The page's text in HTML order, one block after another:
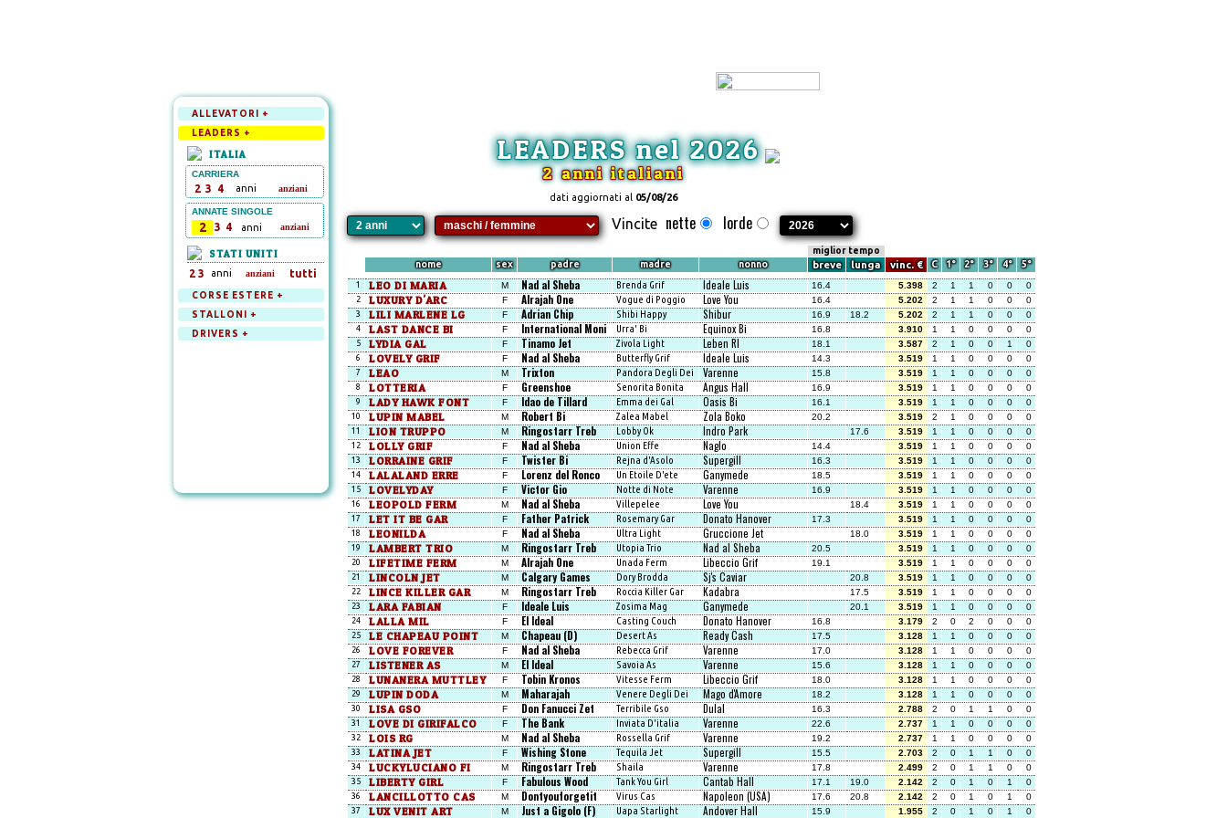
ALLEVATORI +
LEADERS +
ITALIA
CARRIERA
2 3 4 anni anziani
ANNATE SINGOLE
2 3 4 anni anziani
STATI UNITI
2 3 anni anziani tutti
CORSE ESTERE +
STALLONI +
DRIVERS +
LEADERS nel 2026
2 anni italiani
dati aggiornati al 05/08/26
Vincite nette lorde
miglior tempo
nome sex padre madre nonno breve lunga vinc. € C 1° 2° 3° 4° 5°
1 LEO DI MARIA M Nad al Sheba Brenda Grif Ideale Luis 16.4 5.398 2 1 1 0 0 0
2 LUXURY D'ARC F Alrajah One Vogue di Poggio Love You 16.4 5.202 2 1 1 0 0 0
3 LILI MARLENE LG F Adrian Chip Shibi Happy Shibur 16.9 18.2 5.202 2 1 1 0 0 0
4 LAST DANCE BI F International Moni Urra' Bi Equinox Bi 16.8 3.910 1 1 0 0 0 0
5 LYDIA GAL F Tinamo Jet Zivola Light Leben Rl 18.1 3.587 2 1 0 0 1 0
6 LOVELY GRIF F Nad al Sheba Butterfly Grif Ideale Luis 14.3 3.519 1 1 0 0 0 0
7 LEAO M Trixton Pandora Degli Dei Varenne 15.8 3.519 1 1 0 0 0 0
8 LOTTERIA F Greenshoe Senorita Bonita Angus Hall 16.9 3.519 1 1 0 0 0 0
9 LADY HAWK FONT F Idao de Tillard Emma dei Gal Oasis Bi 16.1 3.519 1 1 0 0 0 0
10 LUPIN MABEL M Robert Bi Zalea Mabel Zola Boko 20.2 3.519 2 1 0 0 0 0
11 LION TRUPPO M Ringostarr Treb Lobby Ok Indro Park 17.6 3.519 1 1 0 0 0 0
12 LOLLY GRIF F Nad al Sheba Union Effe Naglo 14.4 3.519 1 1 0 0 0 0
13 LORRAINE GRIF F Twister Bi Rejna d'Asolo Supergill 16.3 3.519 1 1 0 0 0 0
14 LALALAND ERRE F Lorenz del Ronco Un Etoile D'ete Ganymede 18.5 3.519 1 1 0 0 0 0
15 LOVELYDAY F Victor Gio Notte di Note Varenne 16.9 3.519 1 1 0 0 0 0
16 LEOPOLD FERM M Nad al Sheba Villepelee Love You 18.4 3.519 1 1 0 0 0 0
17 LET IT BE GAR F Father Patrick Rosemary Gar Donato Hanover 17.3 3.519 1 1 0 0 0 0
18 LEONILDA F Nad al Sheba Ultra Light Gruccione Jet 18.0 3.519 1 1 0 0 0 0
19 LAMBERT TRIO M Ringostarr Treb Utopia Trio Nad al Sheba 20.5 3.519 1 1 0 0 0 0
20 LIFETIME FERM M Alrajah One Unada Ferm Libeccio Grif 19.1 3.519 1 1 0 0 0 0
21 LINCOLN JET M Calgary Games Dory Brodda Sj's Caviar 20.8 3.519 1 1 0 0 0 0
22 LINCE KILLER GAR M Ringostarr Treb Roccia Killer Gar Kadabra 17.5 3.519 1 1 0 0 0 0
23 LARA FABIAN F Ideale Luis Zosima Mag Ganymede 20.1 3.519 1 1 0 0 0 0
24 LALLA MIL F El Ideal Casting Couch Donato Hanover 16.8 3.179 2 0 2 0 0 0
25 LE CHAPEAU POINT M Chapeau (D) Desert As Ready Cash 17.5 3.128 1 1 0 0 0 0
26 LOVE FOREVER F Nad al Sheba Rebecca Grif Varenne 17.0 3.128 1 1 0 0 0 0
27 LISTENER AS M El Ideal Savoia As Varenne 15.6 3.128 1 1 0 0 0 0
28 LUNANERA MUTTLEY F Tobin Kronos Vitesse Ferm Libeccio Grif 18.0 3.128 1 1 0 0 0 0
29 LUPIN DODA M Maharajah Venere Degli Dei Mago d'Amore 18.2 3.128 1 1 0 0 0 0
30 LISA GSO F Don Fanucci Zet Terribile Gso Dulal 16.3 2.788 2 0 1 1 0 0
31 LOVE DI GIRIFALCO F The Bank Inviata D'italia Varenne 22.6 2.737 1 1 0 0 0 0
32 LOIS RG M Nad al Sheba Rossella Grif Varenne 19.2 2.737 1 1 0 0 0 0
33 LATINA JET F Wishing Stone Tequila Jet Supergill 15.5 2.703 2 0 1 1 0 0
34 LUCKYLUCIANO FI M Ringostarr Treb Shaila Varenne 17.8 2.499 2 0 1 1 0 0
35 LIBERTY GIRL F Fabulous Wood Tank You Girl Cantab Hall 17.1 19.0 2.142 2 0 1 0 1 0
36 LANCILLOTTO CAS M Dontyouforgetit Virus Cas Napoleon (USA) 17.6 20.8 2.142 2 0 1 0 1 0
37 LUX VENIT ART M Just a Gigolo (F) Uapa Starlight Andover Hall 15.9 1.955 2 0 1 0 1 0